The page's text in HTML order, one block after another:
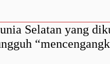
Selatan yang